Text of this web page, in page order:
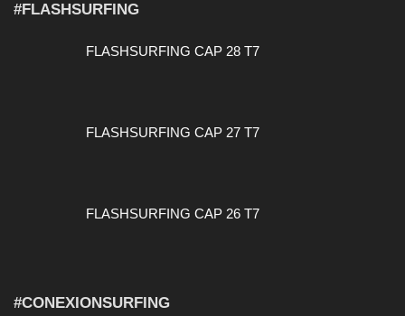
#FLASHSURFING
FLASHSURFING CAP 28 T7
FLASHSURFING CAP 27 T7
FLASHSURFING CAP 26 T7
#CONEXIONSURFING